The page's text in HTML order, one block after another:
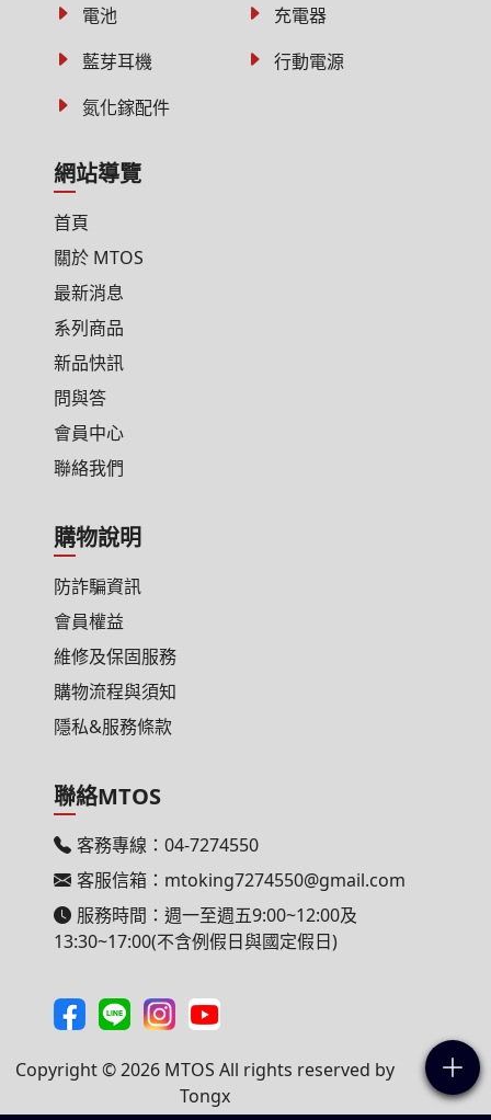
電池
充電器
藍芽耳機
行動電源
氮化鎵配件
網站導覽
首頁
關於 MTOS
最新消息
系列商品
新品快訊
問與答
會員中心
聯絡我們
購物說明
防詐騙資訊
會員權益
維修及保固服務
購物流程與須知
隱私&服務條款
聯絡MTOS
客務專線：04-7274550
客服信箱： mtoking7274550@gmail.com
服務時間：週一至週五9:00~12:00及
13:30~17:00(不含例假日與國定假日)
Copyright ©2026 MTOS All rights reserved by
Tongx